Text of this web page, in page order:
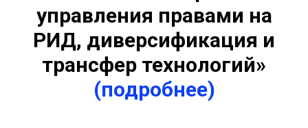
управления правами на
РИД, диверсификация и
трансфер технологий»
(подробнее)